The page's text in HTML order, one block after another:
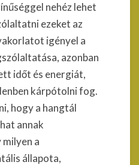
nehéz lehet
ezeket az
igényel a
azonban
időt és energiát,
kárpótolni fog.
hogy a hangtál
annak
a
állapota,